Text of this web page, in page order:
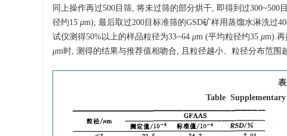
同上操作再过500目筛, 将未过筛的部分烘干, 即得到过
径约15 μm); 最后取过200目标准筛的GSD矿样用蒸馏水淋洗过
试仪测得50%以上的样品粒径为33~64 μm (平均粒径约35 μm).再
μm时, 测得的结果与推荐值相吻合, 且粒径越小、粒径分布范围
Table Supplementary